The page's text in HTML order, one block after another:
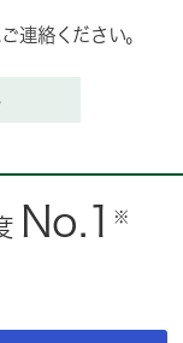
連絡ください。
No.1 ※